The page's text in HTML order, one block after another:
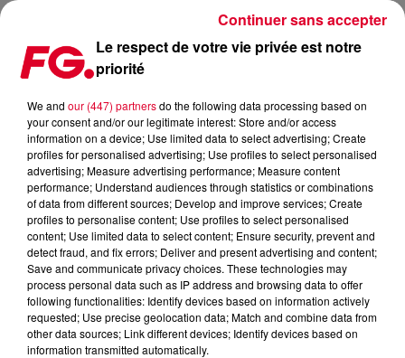
LES TITRES EXCLUSIFS DE LA PLAYLIST FG
Publié : 26 janvier 2023 à 17h03 par Solène Cordier
Le respect de votre vie privée est notre
priorité
We and our (447) partnersdo the following data processing based on
your consent and/or our legitimate interest: Store and/or access
information on a device; Use limited data to select advertising; Create
profiles for personalised advertising; Use profiles to select personalised
advertising; Measure advertising performance; Measure content
performance; Understand audiences through statistics or combinations
of data from different sources; Develop and improve services; Create
profiles to personalise content; Use profiles to select personalised
content; Use limited data to select content; Ensure security, prevent and
detect fraud, and fix errors; Deliver and present advertising and content;
Save and communicate privacy choices. These technologies may
process personal data such as IP address and browsing data to offer
following functionalities: Identify devices based on information actively
requested; Use precise geolocation data; Match and combine data from
other data sources; Link different devices; Identify devices based on
information transmitted automatically.
Continuer sans accepter